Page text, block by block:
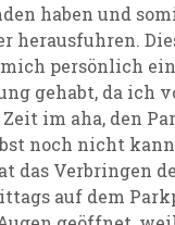
haben und
herausfuhren.
persönlich
gehabt, da ich
im aha, den
noch nicht
das Verbringen
auf dem